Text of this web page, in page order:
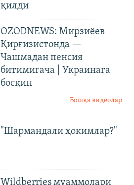
қилди
OZODNEWS: Мирзиёев
Қирғизистонда —
Чашмадан пенсия
битимигача | Украинага
босқин
Бошқа видеолар
"Шармандали ҳокимлар?"
Wildberries муаммолари